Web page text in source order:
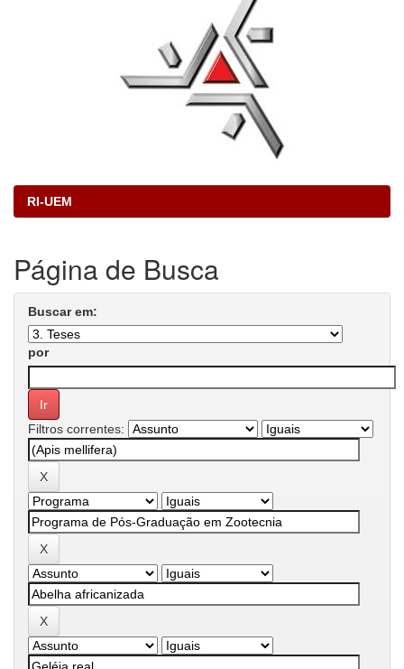
RI-UEM
Página de Busca
Buscar em:
por
Filtros correntes: